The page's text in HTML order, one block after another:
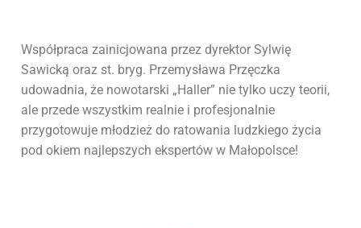
Współpraca zainicjowana przez dyrektor Sylwię
Sawicką oraz st. bryg. Przemysława Przęczka
udowadnia, że nowotarski „Haller” nie tylko uczy teorii,
ale przede wszystkim realnie i profesjonalnie
przygotowuje młodzież do ratowania ludzkiego życia
pod okiem najlepszych ekspertów w Małopolsce!